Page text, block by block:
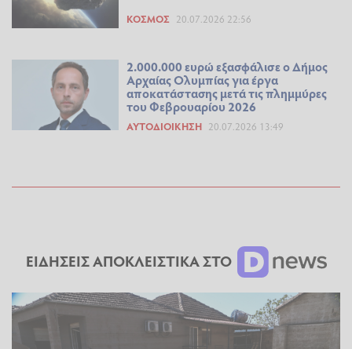
ΚΌΣΜΟΣ 20.07.2026 22:56
2.000.000 ευρώ εξασφάλισε ο Δήμος
Αρχαίας Ολυμπίας για έργα
αποκατάστασης μετά τις πλημμύρες
του Φεβρουαρίου 2026
ΑΥΤΟΔΙΟΊΚΗΣΗ 20.07.2026 13:49
ΕΙΔΗΣΕΙΣ ΑΠΟΚΛΕΙΣΤΙΚΑ ΣΤΟ